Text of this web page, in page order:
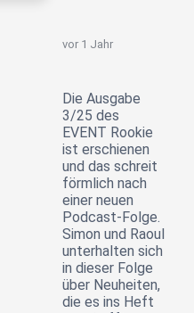
vor 1 Jahr
Die Ausgabe
3/25 des
EVENT Rookie
ist erschienen
und das schreit
förmlich nach
einer neuen
Podcast-Folge.
Simon und Raoul
unterhalten sich
in dieser Folge
über Neuheiten,
die es ins Heft